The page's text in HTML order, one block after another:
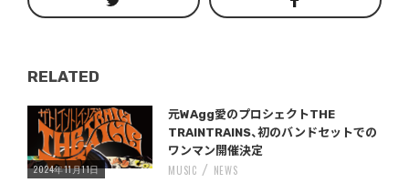
RELATED
Warning : Undefined variable $post_id in
/home/storywriter/storywriter.tokyo/public_html/wp-content/themes/StoryWriter/single.phpon line242
元WAgg愛のプロシェクトTHE
TRAINTRAINS、初のバンドセットでの
ワンマン開催決定
2024年11月11日
MUSIC NEWS